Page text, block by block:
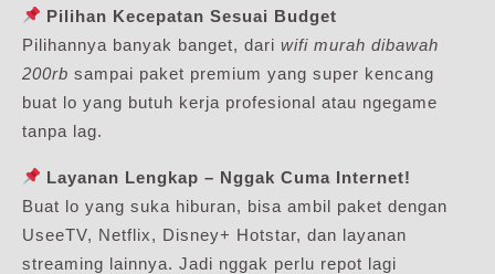
Pilihan Kecepatan Sesuai Budget
Pilihannya banyak banget, dari wifi murah dibawah
200rb sampai paket premium yang super kencang
buat lo yang butuh kerja profesional atau ngegame
tanpa lag.
Layanan Lengkap – Nggak Cuma Internet!
Buat lo yang suka hiburan, bisa ambil paket dengan
UseeTV, Netflix, Disney+ Hotstar, dan layanan
streaming lainnya. Jadi nggak perlu repot lagi